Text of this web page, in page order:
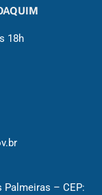
18h
Palmeiras – CEP: